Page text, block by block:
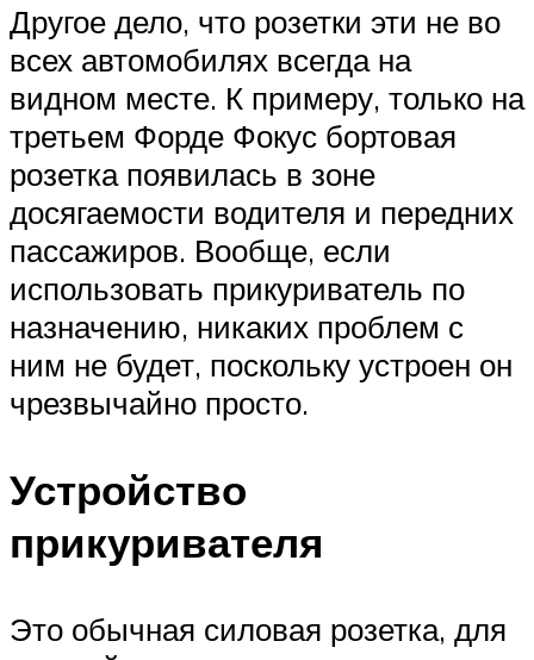
Другое дело, что розетки эти не во
всех автомобилях всегда на
видном месте. К примеру, только на
третьем Форде Фокус бортовая
розетка появилась в зоне
досягаемости водителя и передних
пассажиров. Вообще, если
использовать прикуриватель по
назначению, никаких проблем с
ним не будет, поскольку устроен он
чрезвычайно просто.
Устройство
прикуривателя
Это обычная силовая розетка, для